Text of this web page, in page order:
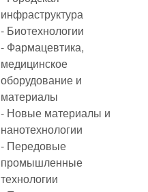
инфраструктура
- Биотехнологии
- Фармацевтика,
медицинское
оборудование и
материалы
- Новые материалы и
нанотехнологии
- Передовые
промышленные
технологии